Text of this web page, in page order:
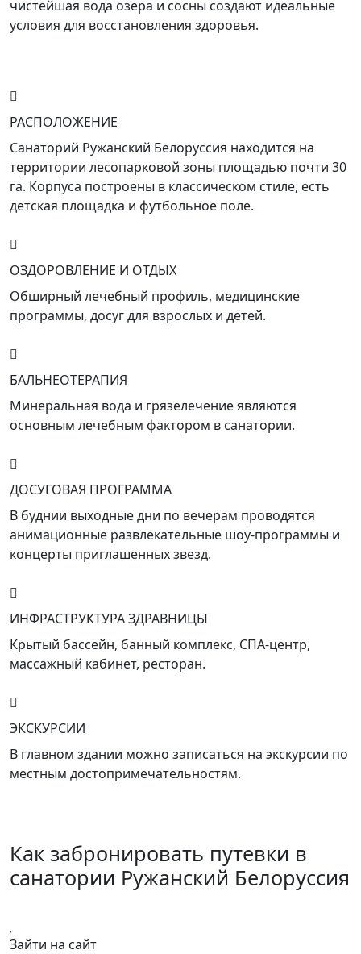
чистейшая вода озера и сосны создают идеальные
условия для восстановления здоровья.
РАСПОЛОЖЕНИЕ
Санаторий Ружанский Белоруссия находится на
территории лесопарковой зоны площадью почти 30
га. Корпуса построены в классическом стиле, есть
детская площадка и футбольное поле.
ОЗДОРОВЛЕНИЕ И ОТДЫХ
Обширный лечебный профиль, медицинские
программы, досуг для взрослых и детей.
БАЛЬНЕОТЕРАПИЯ
Минеральная вода и грязелечение являются
основным лечебным фактором в санатории.
ДОСУГОВАЯ ПРОГРАММА
В буднии выходные дни по вечерам проводятся
анимационные развлекательные шоу-программы и
концерты приглашенных звезд.
ИНФРАСТРУКТУРА ЗДРАВНИЦЫ
Крытый бассейн, банный комплекс, СПА-центр,
массажный кабинет, ресторан.
ЭКСКУРСИИ
В главном здании можно записаться на экскурсии по
местным достопримечательностям.
Как забронировать путевки в
санатории Ружанский Белоруссия
Зайти на сайт